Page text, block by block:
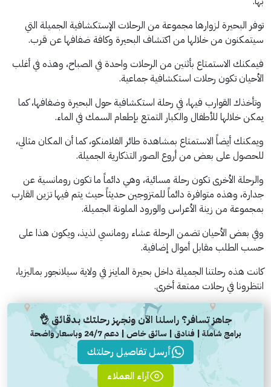
توفر البحيرة لزوارها مجموعة من الرحلات الإستكشافية الجميلة التي
سيتمكنون من خلالها من اكتشاف البحيرة وكافة ضفافها عن قرب.
فيمكنك الاستمتاع بأثنين من الرحلات واحدة في الصباح، وهذه في أغلب
الأحيان تكون رحلات استكشافية جماعية.
وتأخذك القوارب فيها، في رحلة استكشافية حول البحيرة وضفافها، كما
يمكن خلالها للأطفال والكبار التمتع بإطعام السمك في الماء.
ويمكنك أيضاً الاستمتاع بمشاهدة طائر الفلامنكو، كما أن المكان مثالي،
للحصول على بعض من أروع الصور التذكارية الجميلة.
والرحلة الأخرى تكون رحلة مسائية، وهي دائماً ما تكون رومانسية عن
جدارة، وهذه متوافرة دائماً للمتزوجين حديثاً حيث يتم فيها تزين القارب
بمجموعة من زينة الأعراس والورود الملونة الجميلة.
وفي بعض الأحيان تضمن الرحلة عشاء رومانسي لذيذ، ويكون هذا على
حسب الطلب مقابل أموال إضافية.
كانت هذه رحلتنا الجميلة داخل بحيرة الماينز في ولاية سيلانجور بماليزيا،
انتظرونا في رحلات ممتعة أخرى.
جاهز تسافر؟ راسلنا الآن ونجهز رحلتك بدقائق 👌
برامج شاملة | فنادق | سائق خاص | دعم 24/7 وباسعار واضحة
أرسل تفاصيل رحلتك
آراء العملاء